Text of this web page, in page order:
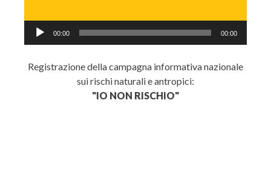
Audio
00:00 00:00
Registrazione della campagna informativa nazionale
sui rischi naturali e antropici:
"IO NON RISCHIO"